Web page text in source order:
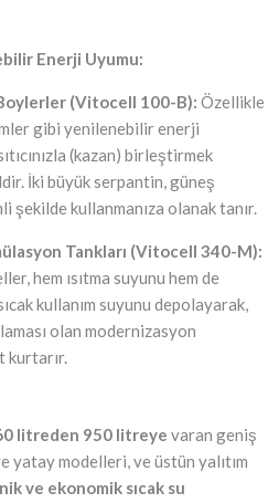
Enerji Uyumu:
(Vitocell 100-B): Özellikle
gibi yenilenebilir enerji
(kazan) birleştirmek
İki büyük serpantin, güneş
şekilde kullanmanıza olanak tanır.
Tankları (Vitocell 340-M):
hem ısıtma suyunu hem de
kullanım suyunu depolayarak,
olan modernizasyon
kurtarır.
litreden 950 litreye varan geniş
yatay modelleri, ve üstün yalıtım
ve ekonomik sıcak su